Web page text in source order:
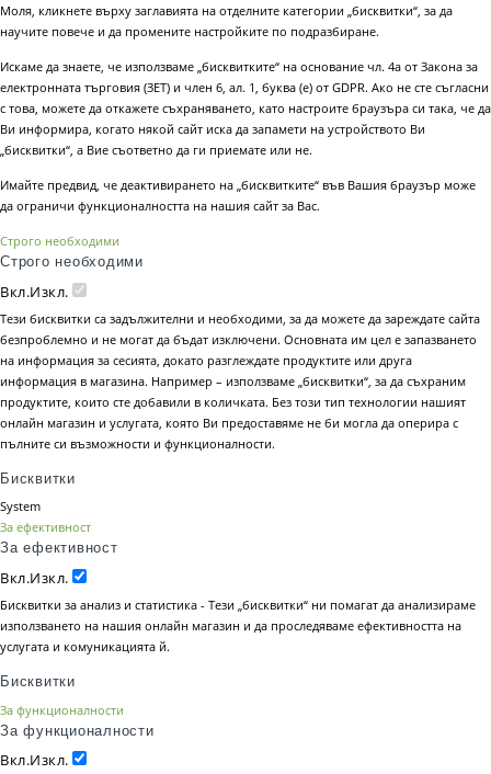
Моля, кликнете върху заглавията на отделните категории „бисквитки“, за да
научите повече и да промените настройките по подразбиране.
Искаме да знаете, че използваме „бисквитките“ на основание чл. 4а от Закона за
електронната търговия (ЗЕТ) и член 6, ал. 1, буква (е) от GDPR. Ако не сте съгласни
с това, можете да откажете съхраняването, като настроите браузъра си така, че да
Ви информира, когато някой сайт иска да запамети на устройството Ви
„бисквитки“, а Вие съответно да ги приемате или не.
Имайте предвид, че деактивирането на „бисквитките“ във Вашия браузър може
да ограничи функционалността на нашия сайт за Вас.
Строго необходими
Строго необходими
Вкл.Изкл.
Тези бисквитки са задължителни и необходими, за да можете да зареждате сайта
безпроблемно и не могат да бъдат изключени. Основната им цел е запазването
на информация за сесията, докато разглеждате продуктите или друга
информация в магазина. Например – използваме „бисквитки“, за да съхраним
продуктите, които сте добавили в количката. Без този тип технологии нашият
онлайн магазин и услугата, която Ви предоставяме не би могла да оперира с
пълните си възможности и функционалности.
Бисквитки
System
За ефективност
За ефективност
Вкл.Изкл.
Бисквитки за анализ и статистика - Тези „бисквитки“ ни помагат да анализираме
използването на нашия онлайн магазин и да проследяваме ефективността на
услугата и комуникацията й.
Бисквитки
За функционалности
За функционалности
Вкл.Изкл.